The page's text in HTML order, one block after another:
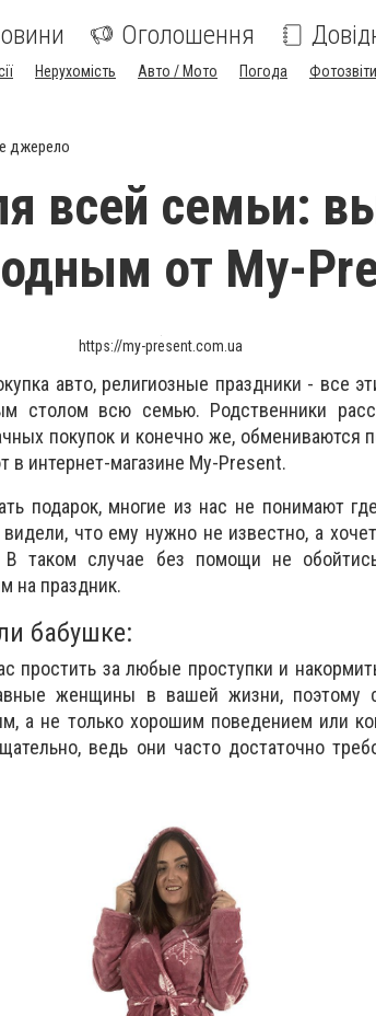
Оголошення
Нерухомість Авто / Мото Погода Фотозвіти
джерело
всей семьи:
от My-
https://my-present.com.ua
авто, религиозные праздники - все
столом всю семью. Родственники
покупок и конечно же, обмениваются
в интернет-магазине My-Present.
подарок, многие из нас не понимают
что ему нужно не известно, а
таком случае без помощи не
на праздник.
бабушке:
простить за любые проступки и
женщины в вашей жизни, поэтому
а не только хорошим поведением или
ведь они часто достаточно